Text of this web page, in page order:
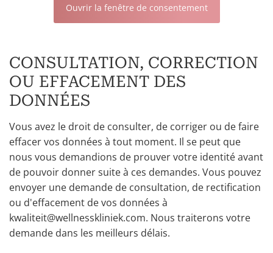
Ouvrir la fenêtre de consentement
CONSULTATION, CORRECTION
OU EFFACEMENT DES
DONNÉES
Vous avez le droit de consulter, de corriger ou de faire
effacer vos données à tout moment. Il se peut que
nous vous demandions de prouver votre identité avant
de pouvoir donner suite à ces demandes. Vous pouvez
envoyer une demande de consultation, de rectification
ou d'effacement de vos données à
kwaliteit@wellnesskliniek.com. Nous traiterons votre
demande dans les meilleurs délais.